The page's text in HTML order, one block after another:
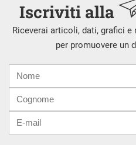
Iscriviti alla
Riceverai articoli, dati, grafici
per promuovere un
mail